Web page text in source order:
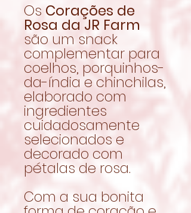
Os Corações de
Rosa da JR Farm
são um snack
complementar para
coelhos, porquinhos-
da-índia e chinchilas,
elaborado com
ingredientes
cuidadosamente
selecionados e
decorado com
pétalas de rosa.
Com a sua bonita